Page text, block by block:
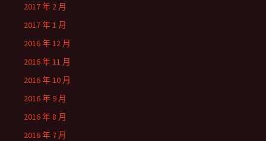
2017 年 2 月
2017 年 1 月
2016 年 12 月
2016 年 11 月
2016 年 10 月
2016 年 9 月
2016 年 8 月
2016 年 7 月